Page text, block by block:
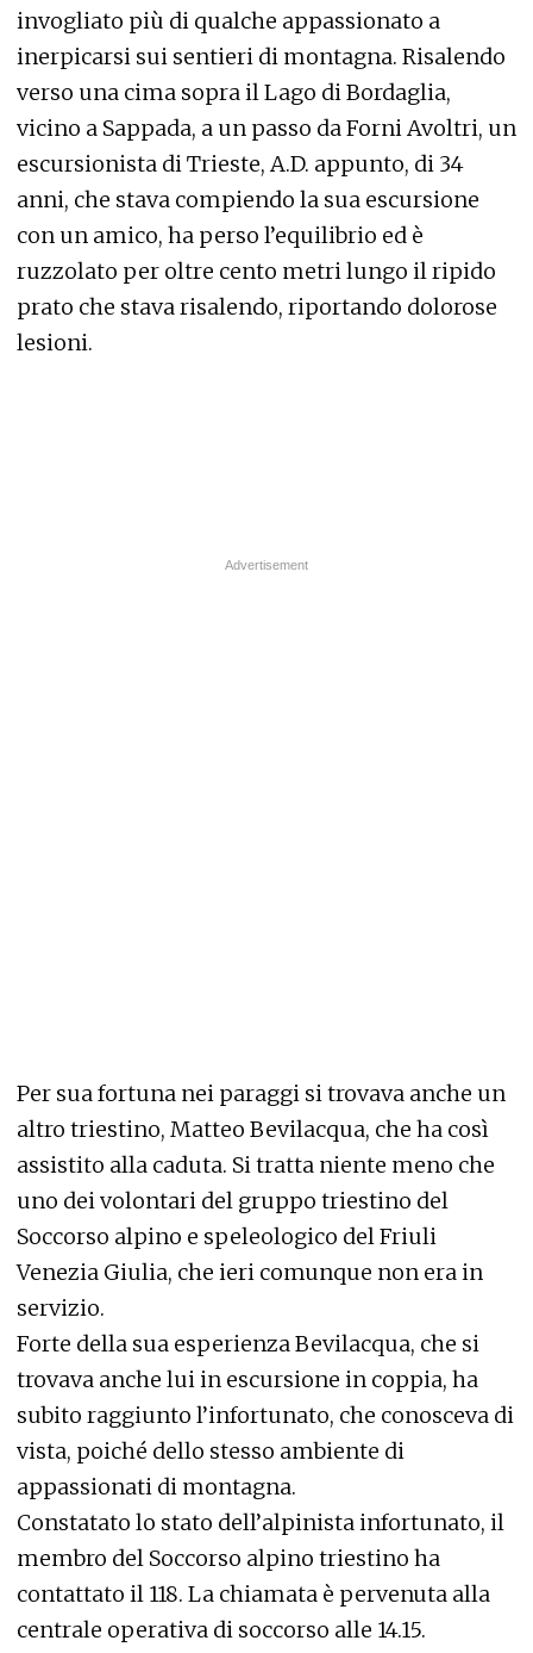
invogliato più di qualche appassionato a
inerpicarsi sui sentieri di montagna. Risalendo
verso una cima sopra il Lago di Bordaglia,
vicino a Sappada, a un passo da Forni Avoltri, un
escursionista di Trieste, A.D. appunto, di 34
anni, che stava compiendo la sua escursione
con un amico, ha perso l’equilibrio ed è
ruzzolato per oltre cento metri lungo il ripido
prato che stava risalendo, riportando dolorose
lesioni.
Per sua fortuna nei paraggi si trovava anche un
altro triestino, Matteo Bevilacqua, che ha così
assistito alla caduta. Si tratta niente meno che
uno dei volontari del gruppo triestino del
Soccorso alpino e speleologico del Friuli
Venezia Giulia, che ieri comunque non era in
servizio.
Forte della sua esperienza Bevilacqua, che si
trovava anche lui in escursione in coppia, ha
subito raggiunto l’infortunato, che conosceva di
vista, poiché dello stesso ambiente di
appassionati di montagna.
Constatato lo stato dell’alpinista infortunato, il
membro del Soccorso alpino triestino ha
contattato il 118. La chiamata è pervenuta alla
centrale operativa di soccorso alle 14.15.